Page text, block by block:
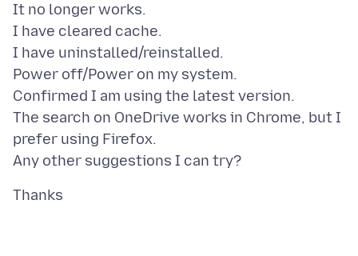
It no longer works.
I have cleared cache.
I have uninstalled/reinstalled.
Power off/Power on my system.
Confirmed I am using the latest version.
The search on OneDrive works in Chrome, but I
prefer using Firefox.